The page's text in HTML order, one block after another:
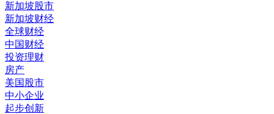
新加坡股市
新加坡财经
全球财经
中国财经
投资理财
房产
美国股市
中小企业
起步创新